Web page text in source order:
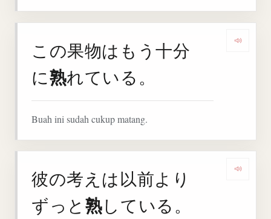
この果物はもう十分
に熟れている。
Buah ini sudah cukup matang.
彼の考えは以前より
ずっと 熟している。